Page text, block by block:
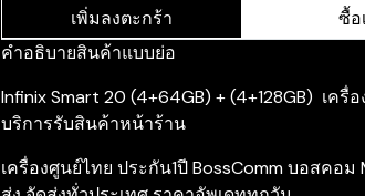
เพิ่มลงตะกร้า ซื้อ
คำอธิบายสินค้าแบบย่อ
Infinix Smart 20 (4+64GB) + (4+128GB) เครื่
บริการรับสินค้าหน้าร้าน
เครื่องศูนย์ไทย ประกัน1ปี BossComm บอสคอม